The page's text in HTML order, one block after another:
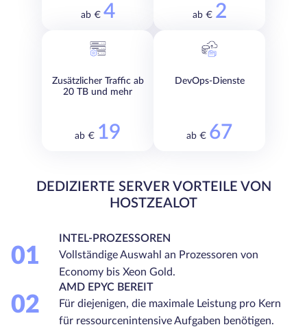
ab € 4 ab € 2
Zusätzlicher Traffic ab
20 TB und mehr
ab € 19
DevOps-Dienste
ab € 67
DEDIZIERTE SERVER VORTEILE VON
HOSTZEALOT
01
INTEL-PROZESSOREN
Vollständige Auswahl an Prozessoren von
Economy bis Xeon Gold.
02
AMD EPYC BEREIT
Für diejenigen, die maximale Leistung pro Kern
für ressourcenintensive Aufgaben benötigen.